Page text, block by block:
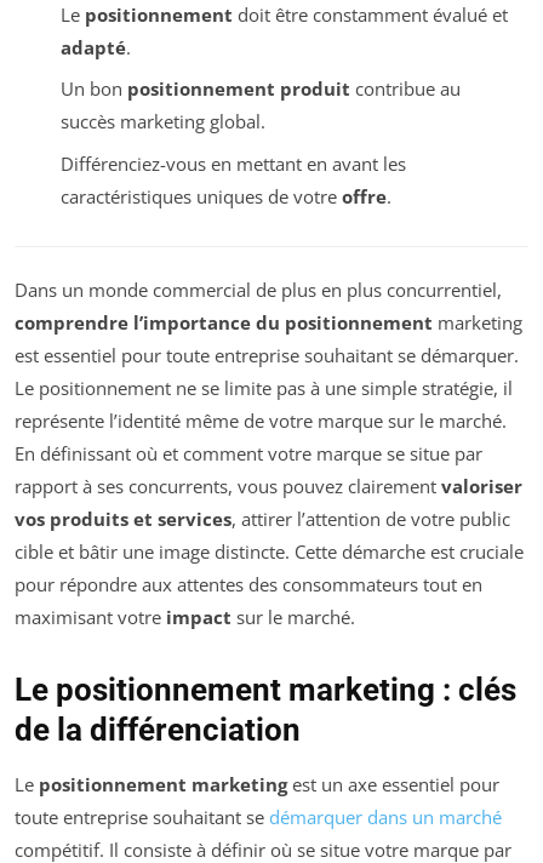
Le positionnement doit être constamment évalué et
adapté.
Un bon positionnement produit contribue au
succès marketing global.
Différenciez-vous en mettant en avant les
caractéristiques uniques de votre offre.
Dans un monde commercial de plus en plus concurrentiel,
comprendre l’importance du positionnement marketing
est essentiel pour toute entreprise souhaitant se démarquer.
Le positionnement ne se limite pas à une simple stratégie, il
représente l’identité même de votre marque sur le marché.
En définissant où et comment votre marque se situe par
rapport à ses concurrents, vous pouvez clairement valoriser
vos produits et services, attirer l’attention de votre public
cible et bâtir une image distincte. Cette démarche est cruciale
pour répondre aux attentes des consommateurs tout en
maximisant votre impact sur le marché.
Le positionnement marketing : clés
de la différenciation
Le positionnement marketingest un axe essentiel pour
toute entreprise souhaitant se démarquer dans un marché
compétitif. Il consiste à définir où se situe votre marque par